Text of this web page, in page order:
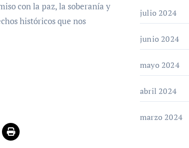
con la paz, la soberanía y
históricos que nos
julio 2024
junio 2024
mayo 2024
abril 2024
marzo 2024